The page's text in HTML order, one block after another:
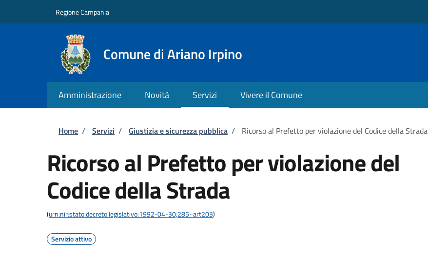
Regione Campania
Comune di Ariano Irpino
Amministrazione Novità Servizi Vivere il Comune
Briciole di pane
Home / Servizi / Giustizia e sicurezza pubblica / Ricorso al Prefetto per violazione del Codice della Strada
Ricorso al Prefetto per violazione del
Codice della Strada
(urn:nir:stato:decreto.legislativo:1992-04-30;285~art203)
Servizio attivo